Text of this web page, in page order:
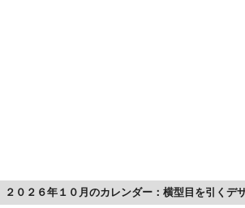
２０２６年１０月のカレンダー：横型目を引くデ